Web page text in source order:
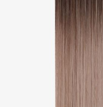
- die
und eine nahtlose
Basis flach auf der
Die 3cm breite
natürliche
Echthaar, lassen
pflegen. Die
und verfügen über